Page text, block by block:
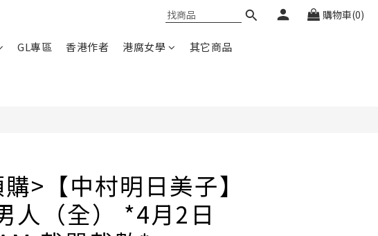
購物車(0)
GL專區 香港作者 港腐女學
其它商品
>【中村明日美子】
人（全） *4月2日